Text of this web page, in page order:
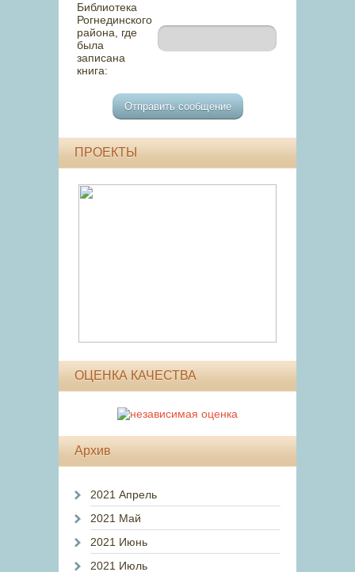
Библиотека
Рогнединского
района, где
была
записана
книга:
ПРОЕКТЫ
ОЦЕНКА КАЧЕСТВА
Архив
2021 Апрель
2021 Май
2021 Июнь
2021 Июль